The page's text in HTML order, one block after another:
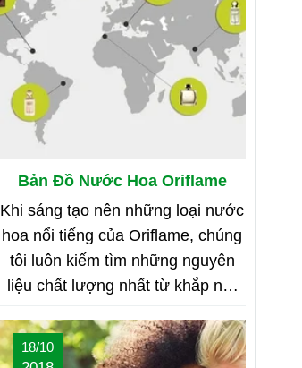
Bản Đồ Nước Hoa Oriflame
Khi sáng tạo nên những loại nước
hoa nổi tiếng của Oriflame, chúng
tôi luôn kiếm tìm những nguyên
liệu chất lượng nhất từ khắp nơi
đó là những nơi nào? Vậy hãy
cùng tìm hiểu Bản Đồ Nước Hoa
18/10